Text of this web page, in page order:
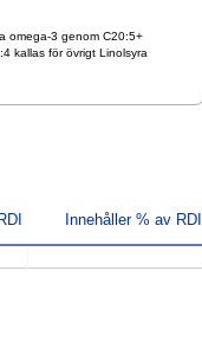
omega-3 genom C20:5+
kallas för övrigt Linolsyra
Innehåller % av RDI